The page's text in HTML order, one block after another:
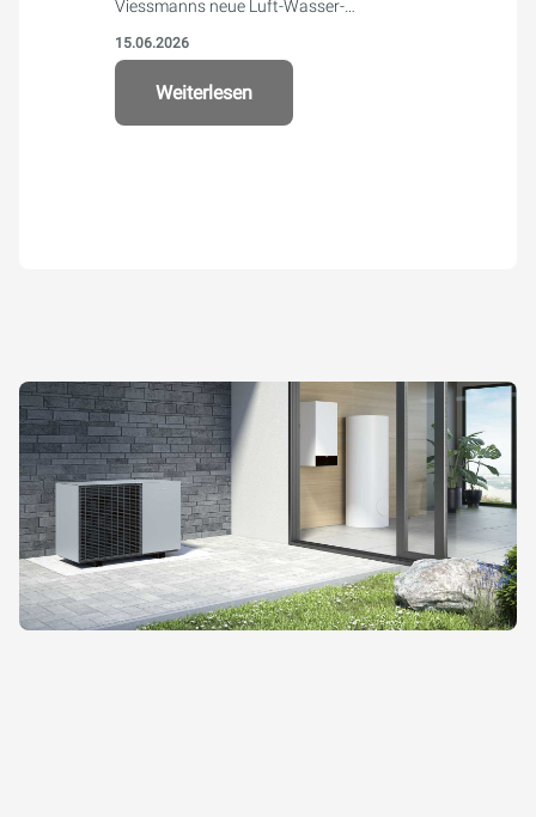
Viessmanns neue Luft-Wasser-
Zweifamilienhäuser.
15.06.2026
Weiterlesen